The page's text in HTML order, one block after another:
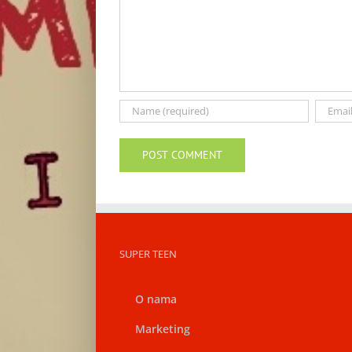
SUPER TEEN
O nama
Marketing